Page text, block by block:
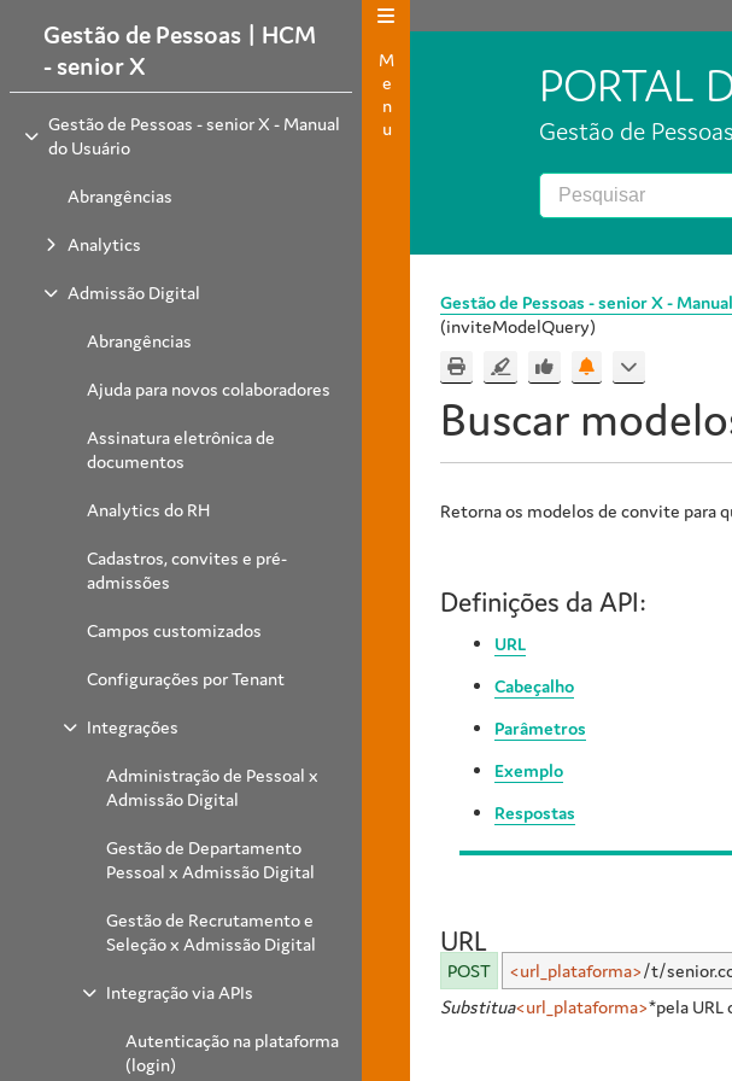
Gestão de Pessoas | HCM
- senior X
Gestão de Pessoas - senior X - Manual
do Usuário
Abrangências
Analytics
Admissão Digital
Abrangências
Ajuda para novos colaboradores
Assinatura eletrônica de
documentos
Analytics do RH
Cadastros, convites e pré-
admissões
Campos customizados
Configurações por Tenant
Integrações
Administração de Pessoal x
Admissão Digital
Gestão de Departamento
Pessoal x Admissão Digital
Gestão de Recrutamento e
Seleção x Admissão Digital
Integração via APIs
Autenticação na plataforma
(login)
Menu PORTAL
Gestão de
Gestão de Pessoas - senior X -
(inviteModelQuery)
Buscar
Retorna os modelos de convite para
Definições da API:
URL
Cabeçalho
Parâmetros
Exemplo
Respostas
URL
POST <url_plataforma>/t/
Substitua<url_plataforma>*pela